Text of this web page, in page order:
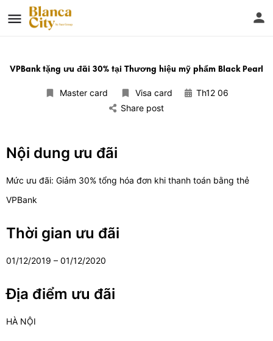
VPBank tặng ưu đãi 30% tại Thương hiệu mỹ phẩm Black Pearl
Master card Visa card
Th12 06
Share post
Nội dung ưu đãi
M​ức ưu đãi: Giảm 30% tổng hóa đơn khi thanh toán bằng thẻ
VPBank
Thời gian ưu đãi
01/12/2019 – 01/12/2020
Địa điểm ưu đãi
HÀ NỘI